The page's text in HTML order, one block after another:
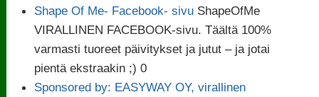
Shape Of Me- Facebook- sivu ShapeOfMe
VIRALLINEN FACEBOOK-sivu. Täältä 100%
varmasti tuoreet päivitykset ja jutut – ja jotai
pientä ekstraakin ;) 0
Sponsored by: EASYWAY OY, virallinen